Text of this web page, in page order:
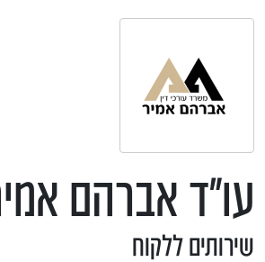
עו"ד אברהם
שירותים ללקוח